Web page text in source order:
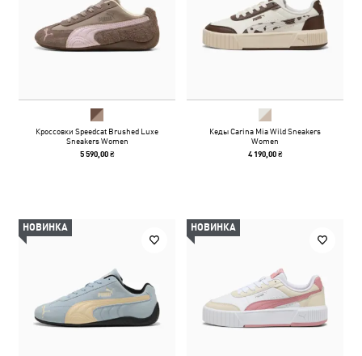
Кроссовки Speedcat Brushed Luxe
Sneakers Women
5 590,00 ₴
Кеды Carina Mia Wild Sneakers
Women
4 190,00 ₴
НОВИНКА НОВИНКА